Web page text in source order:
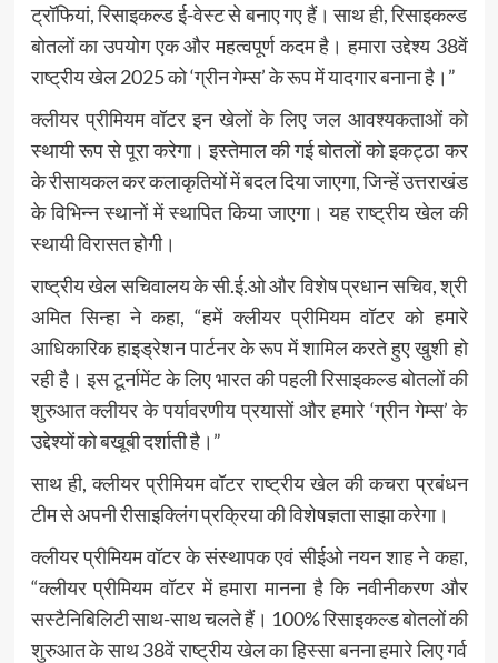
ट्रॉफियां, रिसाइकल्ड ई-वेस्ट से बनाए गए हैं। साथ ही, रिसाइकल्ड
बोतलों का उपयोग एक और महत्वपूर्ण कदम है। हमारा उद्देश्य 38वें
राष्ट्रीय खेल 2025 को ‘ग्रीन गेम्स’ के रूप में यादगार बनाना है।”
क्लीयर प्रीमियम वॉटर इन खेलों के लिए जल आवश्यकताओं को
स्थायी रूप से पूरा करेगा। इस्तेमाल की गई बोतलों को इकट्ठा कर
के रीसायकल कर कलाकृतियों में बदल दिया जाएगा, जिन्हें उत्तराखंड
के विभिन्न स्थानों में स्थापित किया जाएगा। यह राष्ट्रीय खेल की
स्थायी विरासत होगी।
राष्ट्रीय खेल सचिवालय के सी.ई.ओ और विशेष प्रधान सचिव, श्री
अमित सिन्हा ने कहा, “हमें क्लीयर प्रीमियम वॉटर को हमारे
आधिकारिक हाइड्रेशन पार्टनर के रूप में शामिल करते हुए खुशी हो
रही है। इस टूर्नामेंट के लिए भारत की पहली रिसाइकल्ड बोतलों की
शुरुआत क्लीयर के पर्यावरणीय प्रयासों और हमारे ‘ग्रीन गेम्स’ के
उद्देश्यों को बखूबी दर्शाती है।”
साथ ही, क्लीयर प्रीमियम वॉटर राष्ट्रीय खेल की कचरा प्रबंधन
टीम से अपनी रीसाइक्लिंग प्रक्रिया की विशेषज्ञता साझा करेगा।
क्लीयर प्रीमियम वॉटर के संस्थापक एवं सीईओ नयन शाह ने कहा,
“क्लीयर प्रीमियम वॉटर में हमारा मानना है कि नवीनीकरण और
सस्टैनिबिलिटी साथ-साथ चलते हैं। 100% रिसाइकल्ड बोतलों की
शुरुआत के साथ 38वें राष्ट्रीय खेल का हिस्सा बनना हमारे लिए गर्व